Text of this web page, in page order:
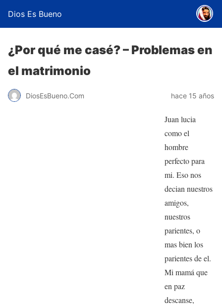
Dios Es Bueno
¿Por qué me casé? – Problemas en
el matrimonio
DiosEsBueno.Com hace 15 años
Juan lucia
como el
hombre
perfecto para
mi. Eso nos
decian nuestros
amigos,
nuestros
parientes, o
mas bien los
parientes de el.
Mi mamá que
en paz
descanse,